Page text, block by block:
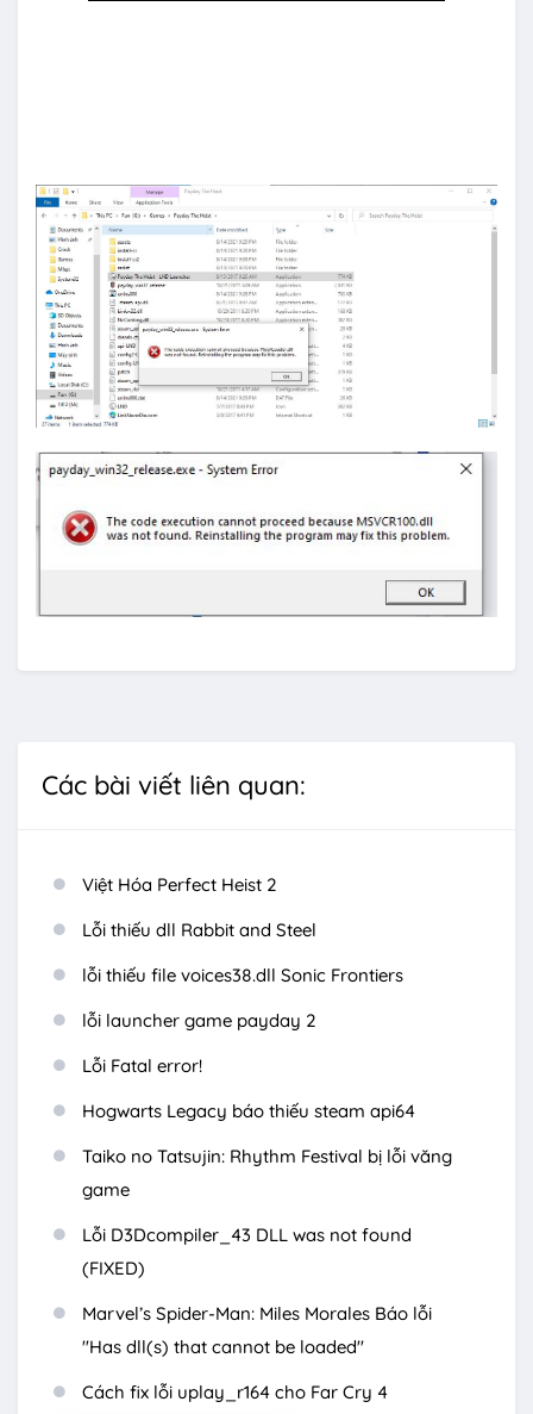
Các bài viết liên quan:
Việt Hóa Perfect Heist 2
Lỗi thiếu dll Rabbit and Steel
lỗi thiếu file voices38.dll Sonic Frontiers
lỗi launcher game payday 2
Lỗi Fatal error!
Hogwarts Legacy báo thiếu steam api64
Taiko no Tatsujin: Rhythm Festival bị lỗi văng
game
Lỗi D3Dcompiler_43 DLL was not found
(FIXED)
Marvel’s Spider-Man: Miles Morales Báo lỗi
"Has dll(s) that cannot be loaded"
Cách fix lỗi uplay_r164 cho Far Cry 4